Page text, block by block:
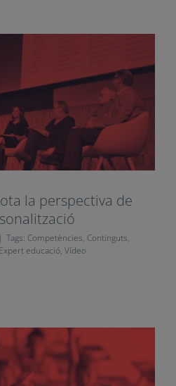
la perspectiva de
| Tags: Competències, Continguts,
Expert educació, Vídeo